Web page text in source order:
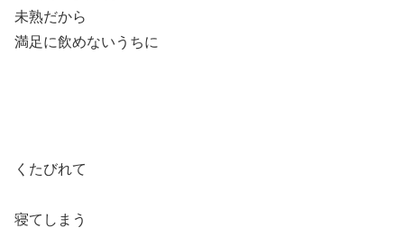
未熟だから
満足に飲めないうちに
くたびれて
寝てしまう